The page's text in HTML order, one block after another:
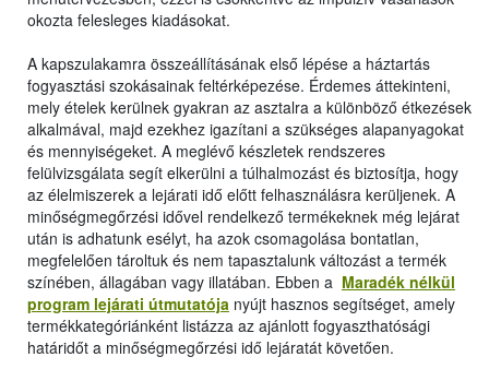
okozta felesleges kiadásokat.
A kapszulakamra összeállításának első lépése a háztartás
fogyasztási szokásainak feltérképezése. Érdemes áttekinteni,
mely ételek kerülnek gyakran az asztalra a különböző étkezések
alkalmával, majd ezekhez igazítani a szükséges alapanyagokat
és mennyiségeket. A meglévő készletek rendszeres
felülvizsgálata segít elkerülni a túlhalmozást és biztosítja, hogy
az élelmiszerek a lejárati idő előtt felhasználásra kerüljenek. A
minőségmegőrzési idővel rendelkező termékeknek még lejárat
után is adhatunk esélyt, ha azok csomagolása bontatlan,
megfelelően tároltuk és nem tapasztalunk változást a termék
színében, állagában vagy illatában. Ebben a Maradék nélkül
program lejárati útmutatója nyújt hasznos segítséget, amely
termékkategóriánként listázza az ajánlott fogyaszthatósági
határidőt a minőségmegőrzési idő lejáratát követően.